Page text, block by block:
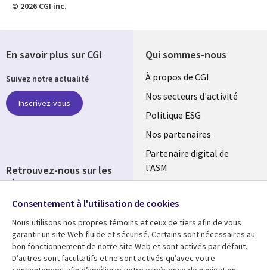
© 2026 CGI inc.
Qui sommes-nous
Useful
links
FRANCE
À propos de CGI
Nos secteurs d'activité
Politique ESG
Nos partenaires
Partenaire digital de
l'ASM
Fusions
Ressources Support
En savoir plus sur CGI
Suivez notre actualité
Inscrivez-vous
Retrouvez-nous sur les
réseaux
Social
Media
FRANCE
Consentement à l'utilisation de cookies
Nous utilisons nos propres témoins et ceux de tiers afin de vous
garantir un site Web fluide et sécurisé. Certains sont nécessaires au
bon fonctionnement de notre site Web et sont activés par défaut.
D’autres sont facultatifs et ne sont activés qu’avec votre